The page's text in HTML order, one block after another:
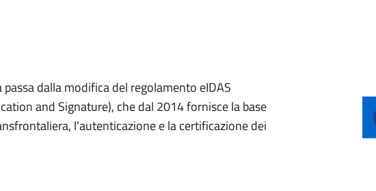
dalla modifica del regolamento eIDAS
and Signature), che dal 2014 fornisce la base
l’autenticazione e la certificazione dei